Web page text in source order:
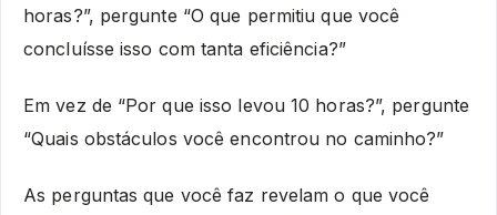
horas?”, pergunte “O que permitiu que você
concluísse isso com tanta eficiência?”
Em vez de “Por que isso levou 10 horas?”, pergunte
“Quais obstáculos você encontrou no caminho?”
As perguntas que você faz revelam o que você